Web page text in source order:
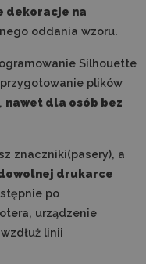
dekoracje na
oddania wzoru.
Silhouette
plików
nawet dla osób bez
znaczniki(pasery), a
drukarce
po
urządzenie
linii